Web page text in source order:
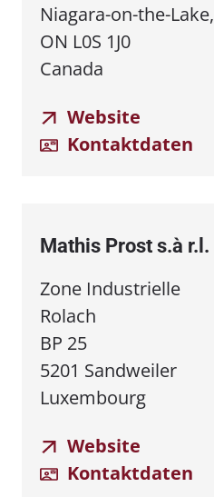
Niagara-on-the-Lake,
ON L0S 1J0
Canada
Website
Kontaktdaten
Mathis Prost s.à r.l.
Zone Industrielle
Rolach
BP 25
5201 Sandweiler
Luxembourg
Website
Kontaktdaten